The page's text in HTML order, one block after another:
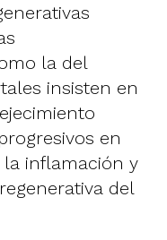
la del
insisten en
en
inflamación y
del